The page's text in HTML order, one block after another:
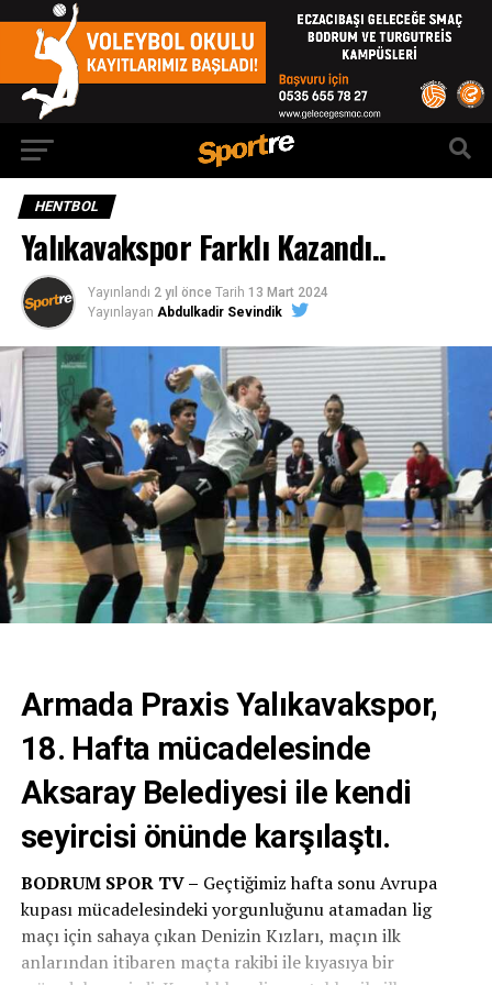
HENTBOL
Yalıkavakspor Farklı Kazandı..
Yayınlandı 2 yıl önce Tarih 13 Mart 2024
Yayınlayan Abdulkadir Sevindik
Armada Praxis Yalıkavakspor,
18. Hafta mücadelesinde
Aksaray Belediyesi ile kendi
seyircisi önünde karşılaştı.
BODRUM SPOR TV – Geçtiğimiz hafta sonu Avrupa
kupası mücadelesindeki yorgunluğunu atamadan lig
maçı için sahaya çıkan Denizin Kızları, maçın ilk
anlarından itibaren maçta rakibi ile kıyasıya bir